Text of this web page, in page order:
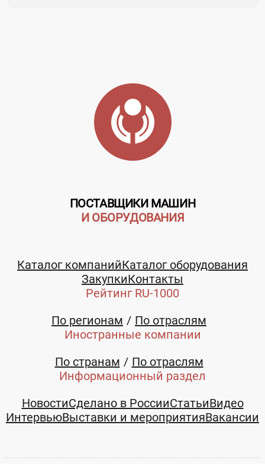
ПОСТАВЩИКИ МАШИН
И ОБОРУДОВАНИЯ
Каталог компанийКаталог оборудования
ЗакупкиКонтакты
Рейтинг RU-1000
По регионам
По отраслям
Иностранные компании
По странам
По отраслям
Информационный раздел
НовостиСделано в РоссииСтатьиВидео
ИнтервьюВыставки и мероприятияВакансии